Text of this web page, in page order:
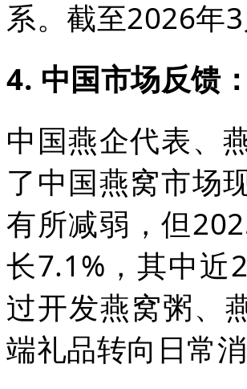
系。截至2026年
4. 中国市场反馈
中国燕企代表、
了中国燕窝市场
有所减弱，但
长7.1%，其中近
过开发燕窝粥、
端礼品转向日常